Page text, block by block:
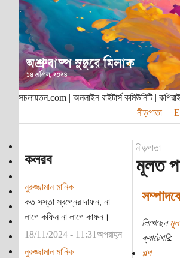
সচলায়তন.com | অনলাইন রাইটার্স কমিউনিটি |
নীড়পাতা
কলরব
নুরুজ্জামান মানিক
কত সস্তা স্বপ্নের দাফন, না
লাগে কফিন না লাগে কাফন।
18/11/2024 - 11:31অপরাহ্ন
নুরুজ্জামান মানিক
নীড়পাতা
মূলত
লিখেছেন
ক্যাটেগরি:
গল্প